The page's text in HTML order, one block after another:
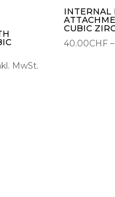
MwSt.
INTERNAL
CUBIC
40.00CHF